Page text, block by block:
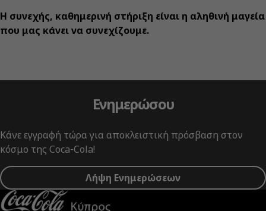
Η συνεχής, καθημερινή στήριξη είναι η αληθινή μαγεία
που μας κάνει να συνεχίζουμε.
Ενημερώσου
Κάνε εγγραφή τώρα για αποκλειστική πρόσβαση στον
κόσμο της Coca‑Cola!
Λήψη Ενημερώσεων